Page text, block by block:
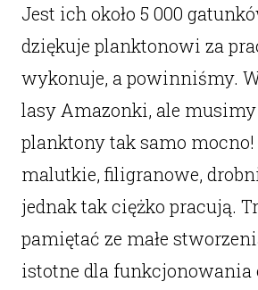
Jest ich około 5 000
dziękuje planktonowi za
wykonuje, a powinniśmy.
lasy Amazonki, ale musimy
planktony tak samo mocno!
malutkie, filigranowe,
jednak tak ciężko pracują.
pamiętać ze małe
istotne dla funkcjonowania